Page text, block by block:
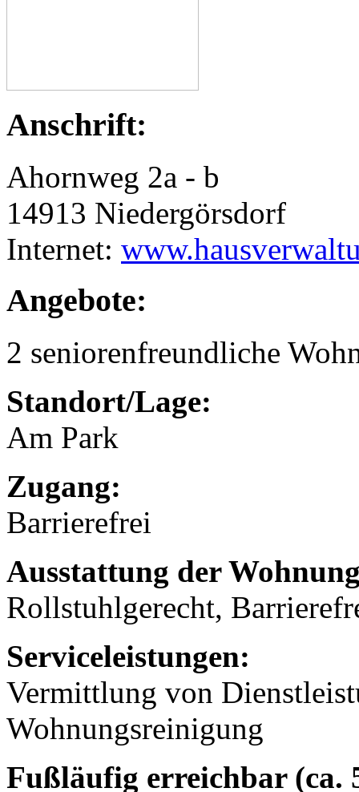
Anschrift:
Ahornweg 2a - b
14913 Niedergörsdorf
Internet:
Angebote:
2 seniorenfreundliche
Standort/Lage:
Am Park
Zugang:
Barrierefrei
Ausstattung der
Rollstuhlgerecht,
Serviceleistungen:
Vermittlung von
Wohnungsreinigung
Fußläufig erreichbar (ca.